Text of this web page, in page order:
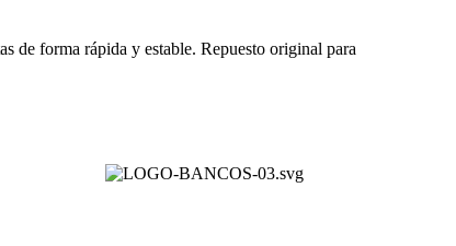
de forma rápida y estable. Repuesto original para